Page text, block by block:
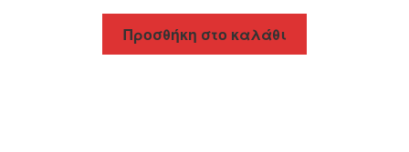
Προσθήκη στο καλάθι